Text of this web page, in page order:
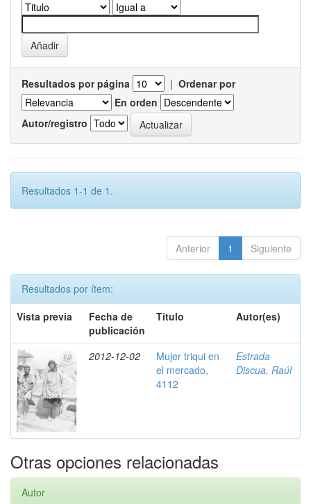
Resultados por página | Ordenar por
En orden
Autor/registro
Resultados 1-1 de 1.
Anterior 1 Siguiente
Resultados por ítem:
Vista previa
Fecha de
publicación
Título Autor(es)
2012-12-02
Mujer triqui en
el mercado,
4112
Estrada
Discua, Raúl
Otras opciones relacionadas
Autor